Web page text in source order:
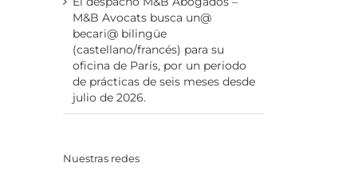
M&B Avocats busca un@
becari@ bilingüe
(castellano/francés) para su
oficina de París, por un periodo
de prácticas de seis meses desde
julio de 2026.
Nuestras redes